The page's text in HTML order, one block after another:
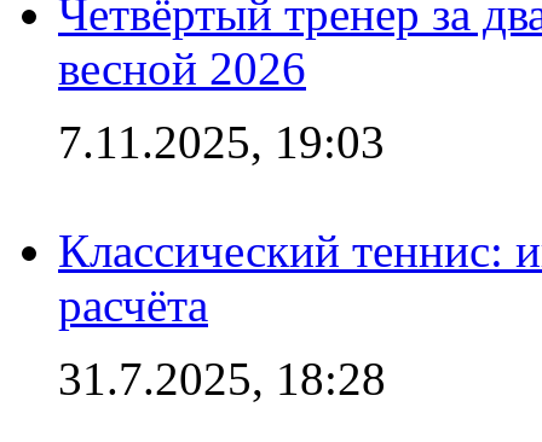
Четвёртый тренер за
весной 2026
7.11.2025, 19:03
Классический теннис:
расчёта
31.7.2025, 18:28